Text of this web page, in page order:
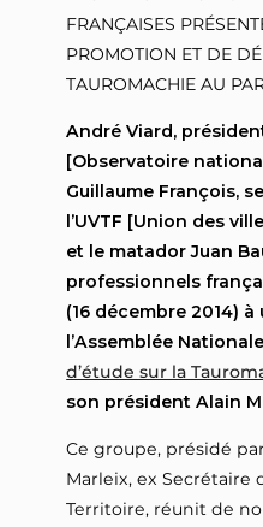
FRANÇAISES
PROMOTION ET DE
TAUROMACHIE AU
André Viard,
[Observatoire
Guillaume François,
l’UVTF [Union des
et le matador Juan
professionnels
(16 décembre 2014)
l’Assemblée
d’étude sur la
son président Alain
Ce groupe, présidé
Marleix, ex Secrétaire
Territoire, réunit de